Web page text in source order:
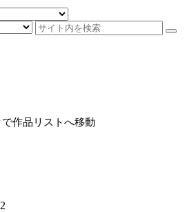
作品リストへ移動